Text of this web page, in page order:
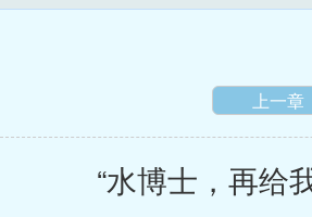
上一章
“水博士，再给我